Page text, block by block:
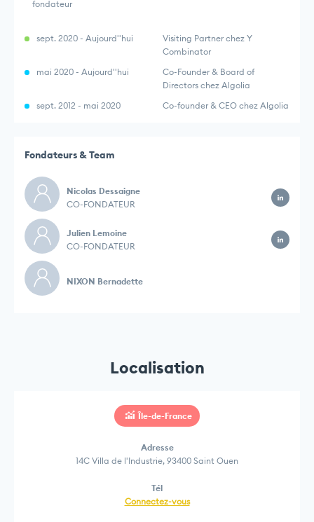
fondateur
sept. 2020 - Aujourd''hui
Visiting Partner chez Y
Combinator
mai 2020 - Aujourd''hui
Co-Founder & Board of
Directors chez Algolia
sept. 2012 - mai 2020
Co-founder & CEO chez Algolia
Fondateurs & Team
Nicolas Dessaigne
CO-FONDATEUR
Julien Lemoine
CO-FONDATEUR
NIXON Bernadette
Localisation
Île-de-France
Adresse
14C Villa de l'Industrie, 93400 Saint Ouen
Tél
Connectez-vous